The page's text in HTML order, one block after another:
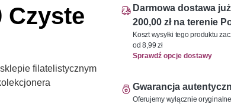
Czyste
filatelistycznym
Darmowa dostawa
200,00 zł na terenie
Koszt wysyłki tego produktu
od 8,99 zł
Sprawdź opcje dostawy
Gwarancja
Oferujemy wyłącznie